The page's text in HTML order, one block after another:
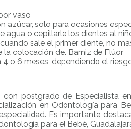
vaso
azúcar, solo para ocasiones
agua o cepillarle los dientes al
sale el primer diente, no
la colocación del Barniz de Flúor
o 6 meses, dependiendo el
postgrado de Especialista
en Odontología para
Es importante
para el Bebé,